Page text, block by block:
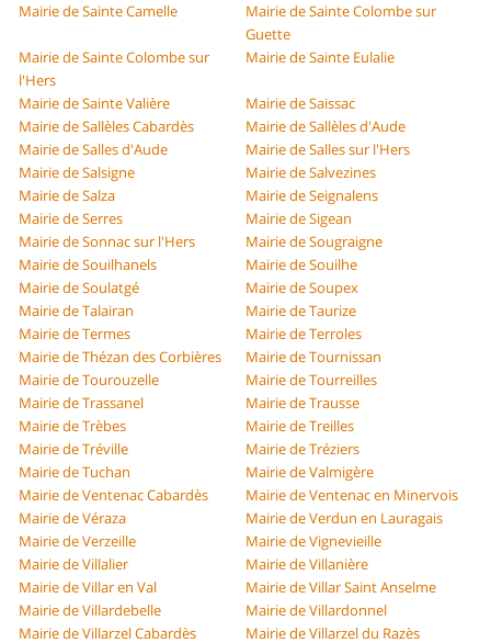
Mairie de Sainte Camelle
Mairie de Sainte Colombe sur
Guette
Mairie de Sainte Colombe sur
l'Hers
Mairie de Sainte Eulalie
Mairie de Sainte Valière
Mairie de Saissac
Mairie de Sallèles Cabardès
Mairie de Sallèles d'Aude
Mairie de Salles d'Aude
Mairie de Salles sur l'Hers
Mairie de Salsigne
Mairie de Salvezines
Mairie de Salza
Mairie de Seignalens
Mairie de Serres
Mairie de Sigean
Mairie de Sonnac sur l'Hers
Mairie de Sougraigne
Mairie de Souilhanels
Mairie de Souilhe
Mairie de Soulatgé
Mairie de Soupex
Mairie de Talairan
Mairie de Taurize
Mairie de Termes
Mairie de Terroles
Mairie de Thézan des Corbières
Mairie de Tournissan
Mairie de Tourouzelle
Mairie de Tourreilles
Mairie de Trassanel
Mairie de Trausse
Mairie de Trèbes
Mairie de Treilles
Mairie de Tréville
Mairie de Tréziers
Mairie de Tuchan
Mairie de Valmigère
Mairie de Ventenac Cabardès
Mairie de Ventenac en Minervois
Mairie de Véraza
Mairie de Verdun en Lauragais
Mairie de Verzeille
Mairie de Vignevieille
Mairie de Villalier
Mairie de Villanière
Mairie de Villar en Val
Mairie de Villar Saint Anselme
Mairie de Villardebelle
Mairie de Villardonnel
Mairie de Villarzel Cabardès
Mairie de Villarzel du Razès